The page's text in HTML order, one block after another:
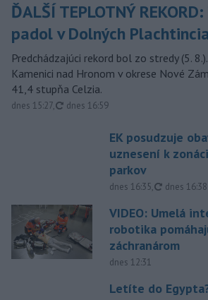
ĎALŠÍ TEPLOTNÝ
padol v Dolných
Predchádzajúci rekord bol zo stredy (5.
Kamenici nad Hronom v okrese Nové
41,4 stupňa Celzia.
dnes 15:27, aktualizované
dnes 16:59
EK posudzuje
uznesení k
parkov
dnes 16:35, dnes 16:38
VIDEO: Umelá
robotika
záchranárom
dnes 12:31
Letíte do